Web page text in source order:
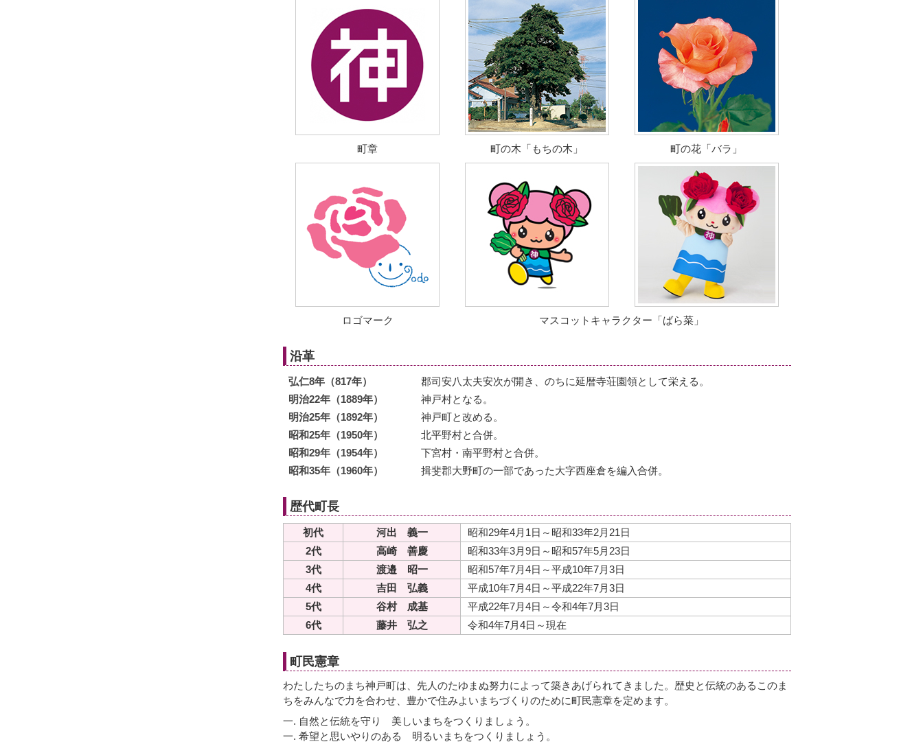
町章 町の木「もちの木」 町の花「バラ」
ロゴマーク マスコットキャラクター「ばら菜」
沿革
弘仁8年（817年）
郡司安八太夫安次が開き、のちに延暦寺荘園領として栄える。
明治22年（1889年）
神戸村となる。
明治25年（1892年）
神戸町と改める。
昭和25年（1950年）
北平野村と合併。
昭和29年（1954年）
下宮村・南平野村と合併。
昭和35年（1960年）
揖斐郡大野町の一部であった大字西座倉を編入合併。
歴代町長
初代 河出 義一
昭和29年4月1日～昭和33年2月21日
2代
高崎 善慶
昭和33年3月9日～昭和57年5月23日
3代
渡邉 昭一
昭和57年7月4日～平成10年7月3日
4代
吉田 弘義
平成10年7月4日～平成22年7月3日
5代
谷村 成基
平成22年7月4日～令和4年7月3日
6代
藤井 弘之 令和4年7月4日～現在
町民憲章
わたしたちのまち神戸町は、先人のたゆまぬ努力によって築きあげられてきました。歴史と伝統のあるこのま
ちをみんなで力を合わせ、豊かで住みよいまちづくりのために町民憲章を定めます。
一. 自然と伝統を守り 美しいまちをつくりましょう。
一. 希望と思いやりのある 明るいまちをつくりましょう。